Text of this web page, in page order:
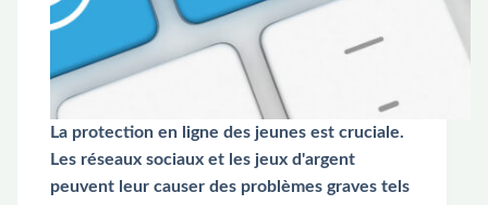
La protection en ligne des jeunes est cruciale.
Les réseaux sociaux et les jeux d'argent
peuvent leur causer des problèmes graves tels